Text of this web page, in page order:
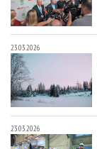
23.03.2026
23.03.2026